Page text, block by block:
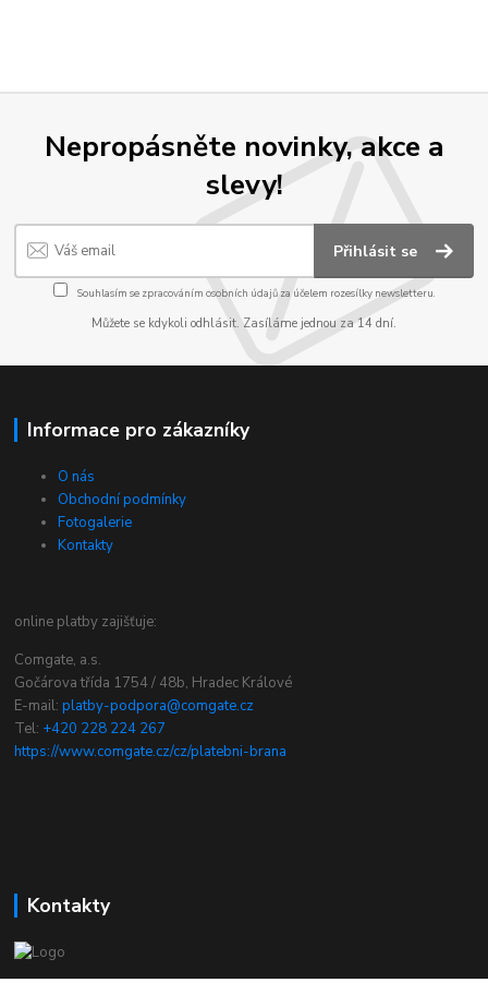
Nepropásněte novinky, akce a
slevy!
Přihlásit se
Souhlasím se zpracováním osobních údajůza účelem rozesílky newsletteru.
Můžete se kdykoli odhlásit. Zasíláme jednou za 14 dní.
Informace pro zákazníky
O nás
Obchodní podmínky
Fotogalerie
Kontakty
online platby zajišťuje:
Comgate, a.s.
Gočárova třída 1754 / 48b, Hradec Králové
E-mail:platby-podpora@comgate.cz
Tel: +420 228 224 267
https://www.comgate.cz/cz/platebni-brana
Kontakty